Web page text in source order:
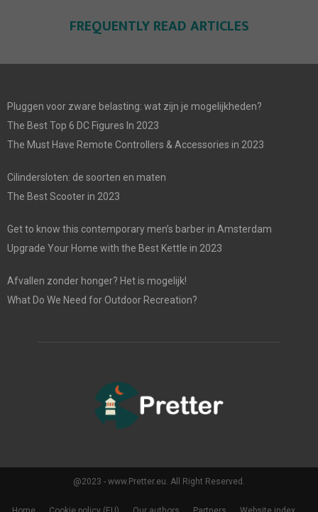
FREQUENTLY READ ARTICLES
Pluggen voor zware belasting: wat zijn je mogelijkheden?
The Best Top 6 DC Figures In 2023
The Must Have Remote Controllers & Accessories in 2023
Cilindersloten: de soorten en maten
The Best Scooter in 2023
Get to know this contemporary men’s barber in Amsterdam
Upgrade Your Home with the Best Kettle in 2023
Afvallen zonder honger? Het is mogelijk!
What Do We Need for Outdoor Recreation?
@2023 - www.Pretter.eu. All Right Reserved.